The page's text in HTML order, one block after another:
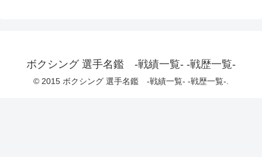
ボクシング 選手名鑑 -戦績一覧- -戦歴一覧-
© 2015 ボクシング 選手名鑑 -戦績一覧- -戦歴一覧-.